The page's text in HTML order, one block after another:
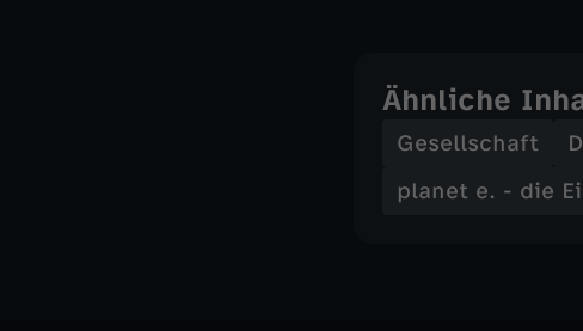
Ähnliche
Gesellschaft
planet e. - die